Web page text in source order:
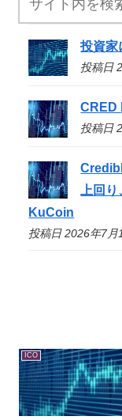
投稿日 2026年7月
投資家
投稿日
CRED
投稿日
上回
KuCoin
投稿日 2026年7月
ICO